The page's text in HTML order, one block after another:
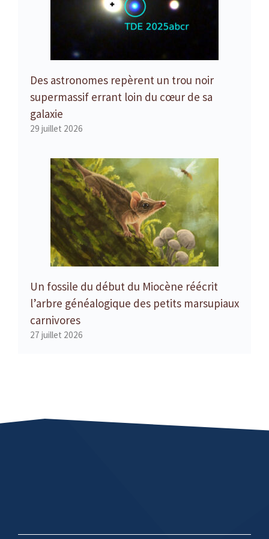
Des astronomes repèrent un trou noir
supermassif errant loin du cœur de sa
galaxie
29 juillet 2026
Un fossile du début du Miocène réécrit
l’arbre généalogique des petits marsupiaux
carnivores
27 juillet 2026